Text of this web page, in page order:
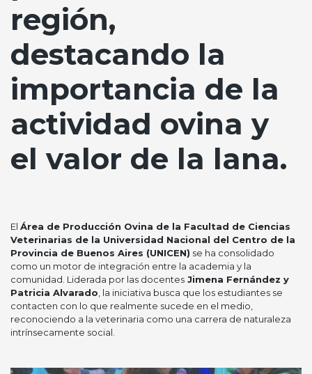
región,
destacando la
importancia de la
actividad ovina y
el valor de la lana.
El Área de Producción Ovina de la Facultad de Ciencias
Veterinarias de la Universidad Nacional del Centro de la
Provincia de Buenos Aires (UNICEN) se ha consolidado
como un motor de integración entre la academia y la
comunidad. Liderada por las docentes Jimena Fernández y
Patricia Alvarado , la iniciativa busca que los estudiantes se
contacten con lo que realmente sucede en el medio,
reconociendo a la veterinaria como una carrera de naturaleza
intrínsecamente social.